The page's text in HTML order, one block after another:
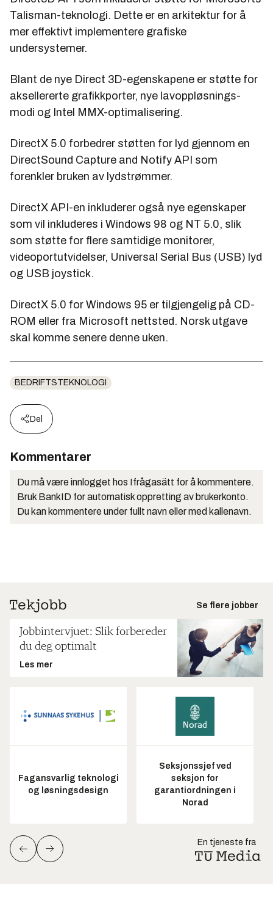
Talisman-teknologi. Dette er en arkitektur for å
mer effektivt implementere grafiske
undersystemer.
Blant de nye Direct 3D-egenskapene er støtte for
aksellererte grafikkporter, nye lavoppløsnings-
modi og Intel MMX-optimalisering.
DirectX 5.0 forbedrer støtten for lyd gjennom en
DirectSound Capture and Notify API som
forenkler bruken av lydstrømmer.
DirectX API-en inkluderer også nye egenskaper
som vil inkluderes i Windows 98 og NT 5.0, slik
som støtte for flere samtidige monitorer,
videoportutvidelser, Universal Serial Bus (USB) lyd
og USB joystick.
DirectX 5.0 for Windows 95 er tilgjengelig på CD-
ROM eller fra Microsoft nettsted. Norsk utgave
skal komme senere denne uken.
BEDRIFTSTEKNOLOGI
Del
Kommentarer
Du må være innlogget hos Ifrågasätt for å kommentere.
Bruk BankID for automatisk oppretting av brukerkonto.
Du kan kommentere under fullt navn eller med kallenavn.
Se flere jobber
Jobbintervjuet: Slik forbereder
du deg optimalt
Les mer
Fagansvarlig teknologi
og løsningsdesign
Seksjonssjef ved
seksjon for
garantiordningen i
Norad
En tjeneste fra